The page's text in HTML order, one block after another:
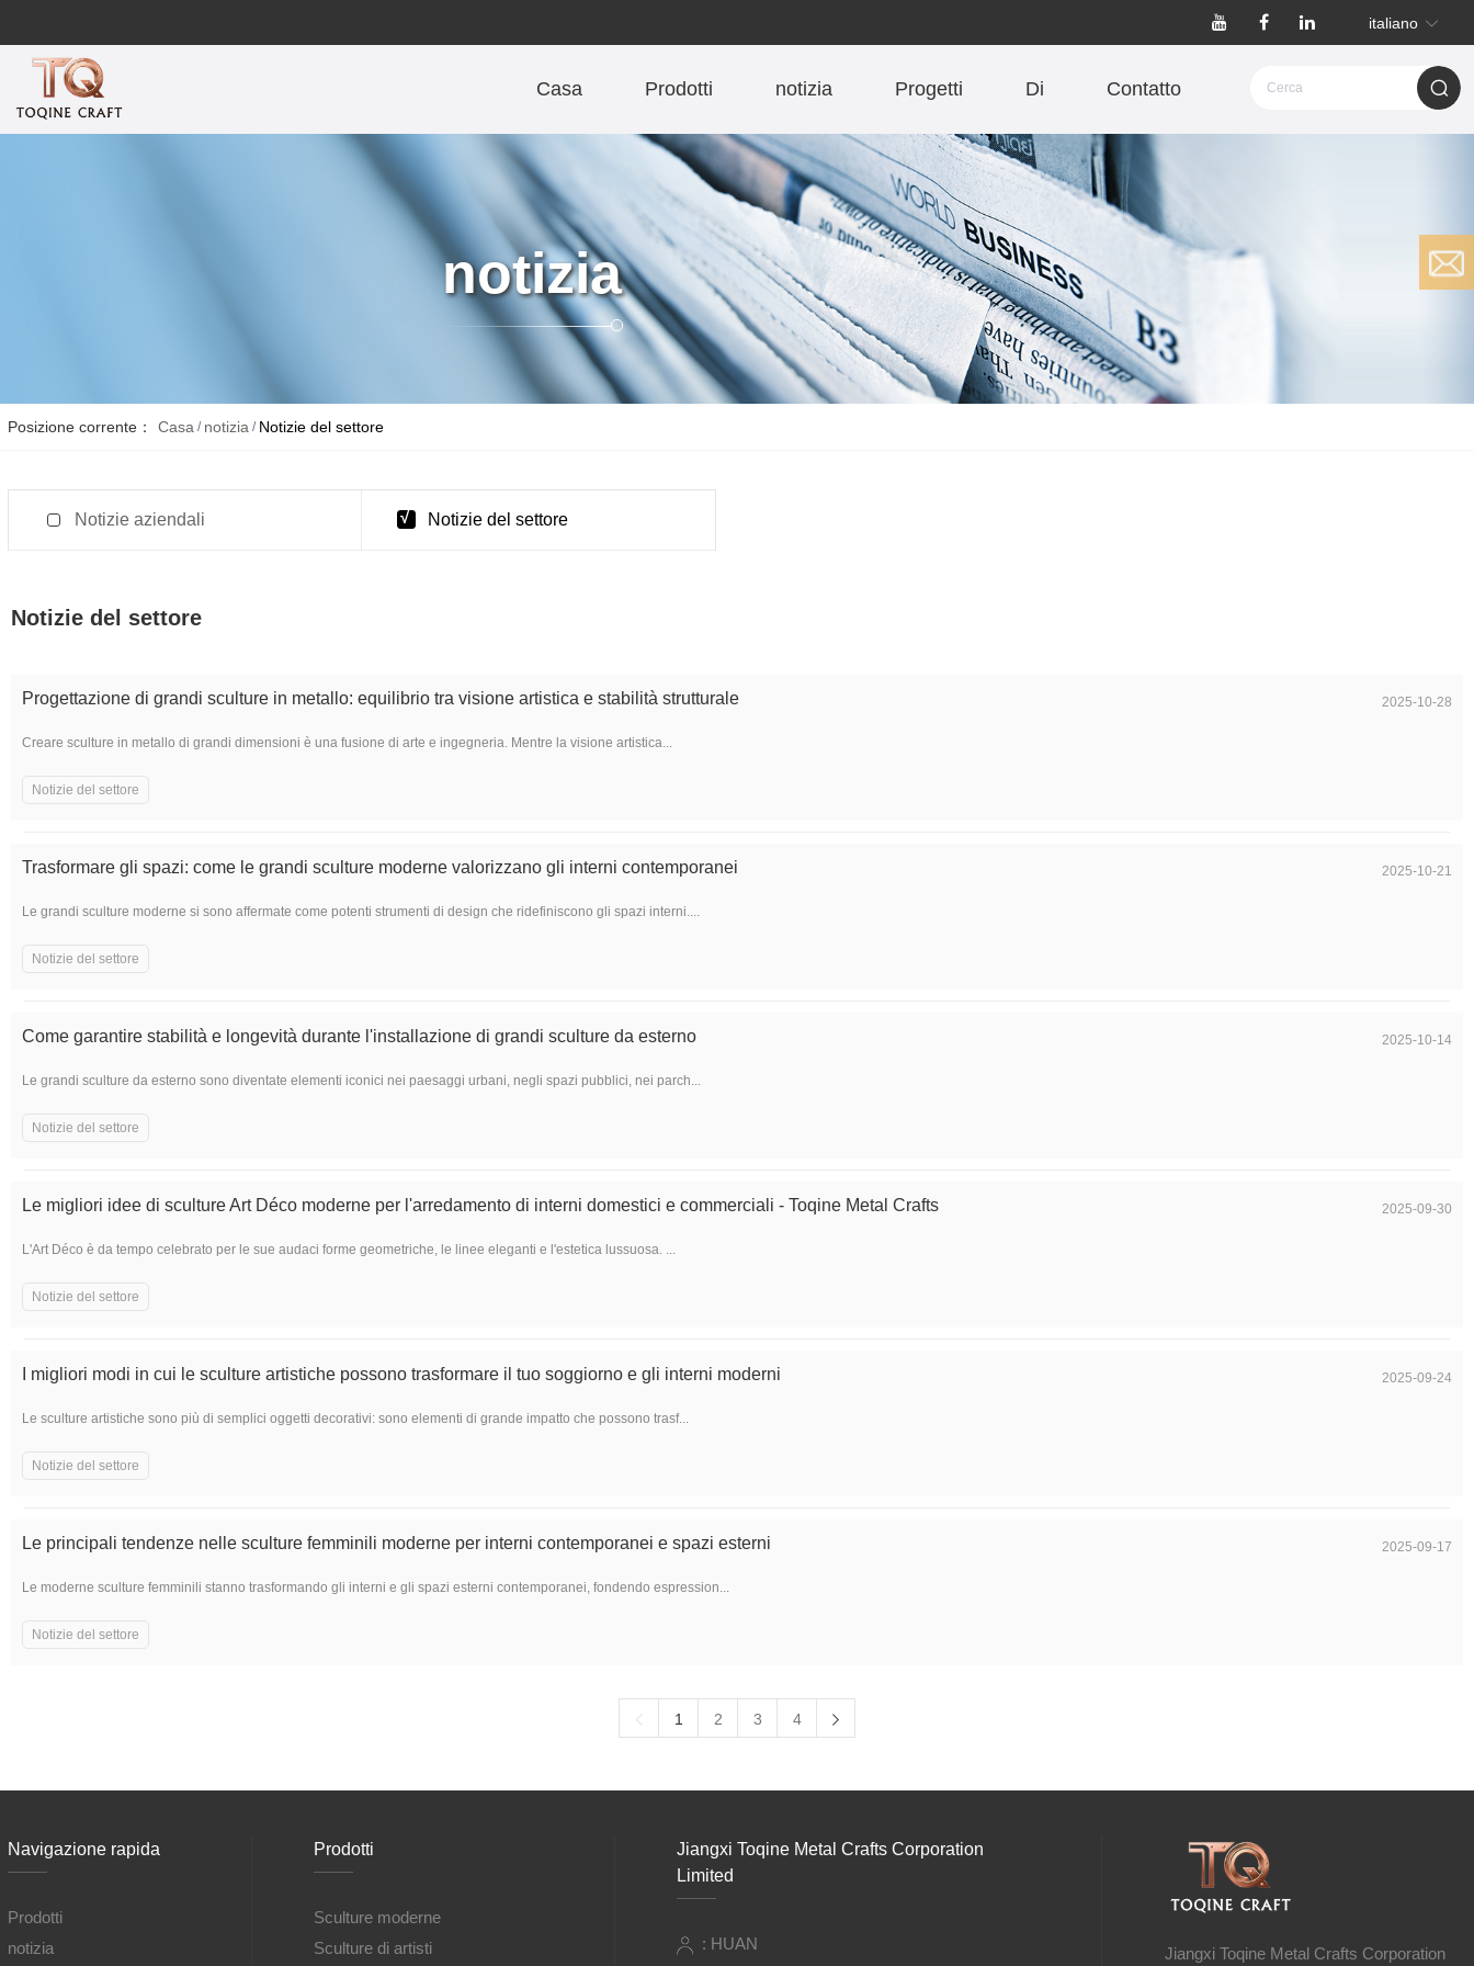
italiano
Casa Prodotti notizia Progetti Di Contatto Clear records
history re
notizia
Posizione corrente： Casa / notizia / Notizie del settore
Notizie aziendali Notizie del settore
Notizie del settore
Progettazione di grandi sculture in metallo: equilibrio tra visione artistica e stabilità strutturale 2025-10-28
Creare sculture in metallo di grandi dimensioni è una fusione di arte e ingegneria. Mentre la visione artistica...
Notizie del settore
Trasformare gli spazi: come le grandi sculture moderne valorizzano gli interni contemporanei 2025-10-21
Le grandi sculture moderne si sono affermate come potenti strumenti di design che ridefiniscono gli spazi interni....
Notizie del settore
Come garantire stabilità e longevità durante l'installazione di grandi sculture da esterno 2025-10-14
Le grandi sculture da esterno sono diventate elementi iconici nei paesaggi urbani, negli spazi pubblici, nei parch...
Notizie del settore
Le migliori idee di sculture Art Déco moderne per l'arredamento di interni domestici e commerciali - Toqine Metal Crafts 2025-09-30
L'Art Déco è da tempo celebrato per le sue audaci forme geometriche, le linee eleganti e l'estetica lussuosa. ...
Notizie del settore
I migliori modi in cui le sculture artistiche possono trasformare il tuo soggiorno e gli interni moderni 2025-09-24
Le sculture artistiche sono più di semplici oggetti decorativi: sono elementi di grande impatto che possono trasf...
Notizie del settore
Le principali tendenze nelle sculture femminili moderne per interni contemporanei e spazi esterni 2025-09-17
Le moderne sculture femminili stanno trasformando gli interni e gli spazi esterni contemporanei, fondendo espression...
Notizie del settore
1 2 3 4
Navigazione rapida
Prodotti
notizia
Prodotti
Sculture moderne
Sculture di artisti
Jiangxi Toqine Metal Crafts Corporation
Limited
: HUAN
Jiangxi Toqine Metal Crafts Corporation